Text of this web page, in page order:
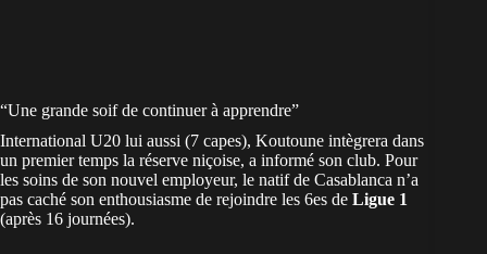
“Une grande soif de continuer à apprendre”
International U20 lui aussi (7 capes), Koutoune intègrera dans
un premier temps la réserve niçoise, a informé son club. Pour
les soins de son nouvel employeur, le natif de Casablanca n’a
pas caché son enthousiasme de rejoindre les 6es de Ligue 1
(après 16 journées).